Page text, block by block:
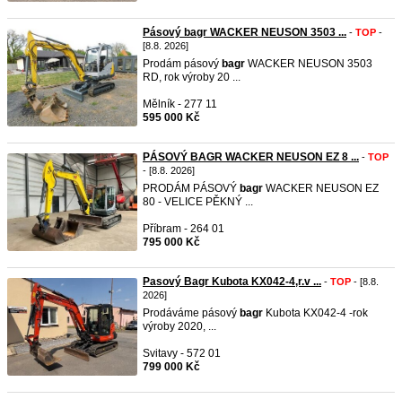
Pásový bagr WACKER NEUSON 3503 ... - TOP -
[8.8. 2026]
Prodám pásový bagr WACKER NEUSON 3503
RD, rok výroby 20 ...
Mělník - 277 11
595 000 Kč
PÁSOVÝ BAGR WACKER NEUSON EZ 8 ... - TOP
- [8.8. 2026]
PRODÁM PÁSOVÝ bagr WACKER NEUSON EZ
80 - VELICE PĚKNÝ ...
Příbram - 264 01
795 000 Kč
Pasový Bagr Kubota KX042-4,r.v ... - TOP - [8.8.
2026]
Prodáváme pásový bagr Kubota KX042-4 -rok
výroby 2020, ...
Svitavy - 572 01
799 000 Kč